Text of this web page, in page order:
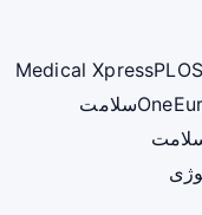
Medical XpressPLOS
Oneسلامت